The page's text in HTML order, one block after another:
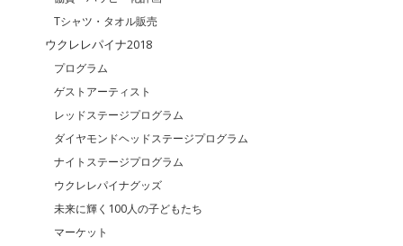
Tシャツ・タオル販売
ウクレレパイナ2018
プログラム
ゲストアーティスト
レッドステージプログラム
ダイヤモンドヘッドステージプログラム
ナイトステージプログラム
ウクレレパイナグッズ
未来に輝く100人の子どもたち
マーケット